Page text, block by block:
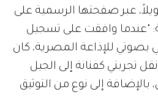
عبر صفحتها الرسمية على
"عندما وافقت على تسجيل
بصوتي للإذاعة المصرية، كان
تجربتي كفنانة إلى الجيل
بالإضافة إلى نوع من التوثيق